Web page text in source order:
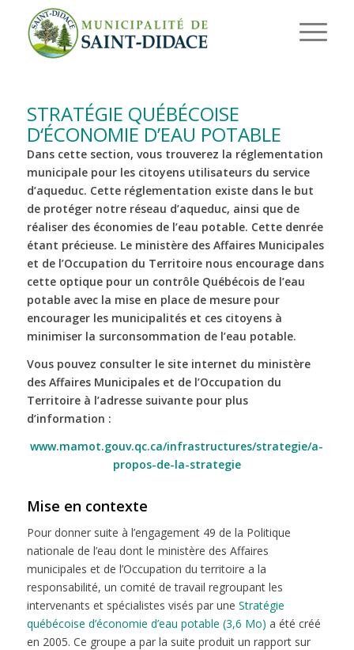
STRATÉGIE QUÉBÉCOISE
D‘ÉCONOMIE D’EAU POTABLE
Dans cette section, vous trouverez la réglementation
municipale pour les citoyens utilisateurs du service
d’aqueduc. Cette réglementation existe dans le but
de protéger notre réseau d’aqueduc, ainsi que de
réaliser des économies de l’eau potable. Cette denrée
étant précieuse. Le ministère des Affaires Municipales
et de l’Occupation du Territoire nous encourage dans
cette optique pour un contrôle Québécois de l’eau
potable avec la mise en place de mesure pour
encourager les municipalités et ces citoyens à
minimiser la surconsommation de l’eau potable.
Vous pouvez consulter le site internet du ministère
des Affaires Municipales et de l’Occupation du
Territoire à l’adresse suivante pour plus
d’information :
www.mamot.gouv.qc.ca/infrastructures/strategie/a-
propos-de-la-strategie
Mise en contexte
Pour donner suite à l’engagement 49 de la Politique
nationale de l’eau dont le ministère des Affaires
municipales et de l’Occupation du territoire a la
responsabilité, un comité de travail regroupant les
intervenants et spécialistes visés par une Stratégie
québécoise d’économie d’eau potable (3,6 Mo) a été créé
en 2005. Ce groupe a par la suite produit un rapport sur